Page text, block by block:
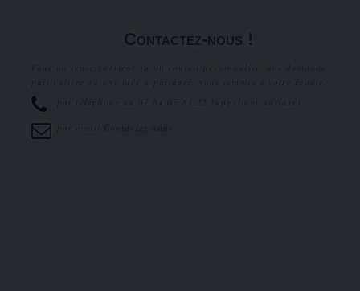
Contactez-nous !
Pour un renseignement ou un conseil personnalisé, une demande
particulière ou une idée à partager, nous sommes à votre écoute.
par téléphone au
07.64.07.81.25 (appel non surtaxé).
par email Contactez-nous